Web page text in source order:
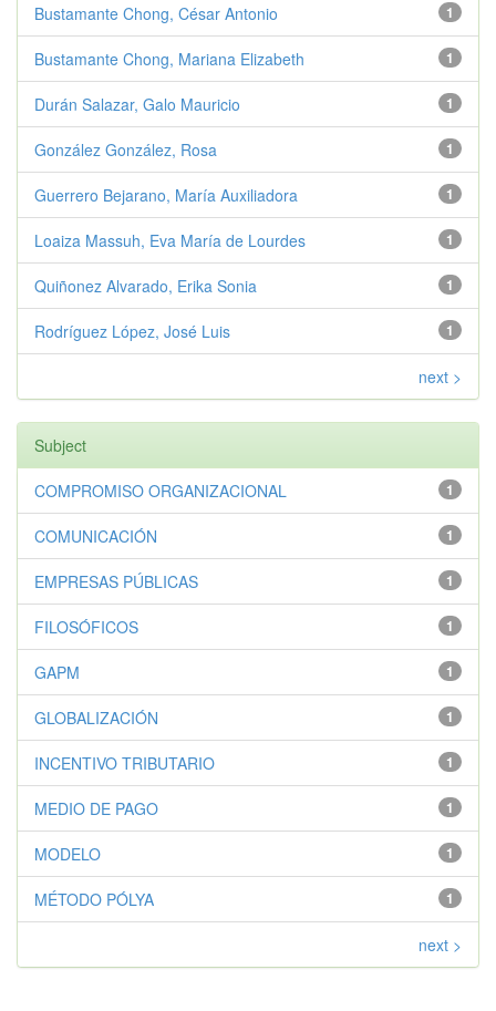
1
Bustamante Chong, César Antonio
1
Bustamante Chong, Mariana Elizabeth
1
Durán Salazar, Galo Mauricio
1
González González, Rosa
1
Guerrero Bejarano, María Auxiliadora
1
Loaiza Massuh, Eva María de Lourdes
1
Quiñonez Alvarado, Erika Sonia
1
Rodríguez López, José Luis
next >
Subject
1
COMPROMISO ORGANIZACIONAL
1
COMUNICACIÓN
1
EMPRESAS PÚBLICAS
1
FILOSÓFICOS
1
GAPM
1
GLOBALIZACIÓN
1
INCENTIVO TRIBUTARIO
1
MEDIO DE PAGO
1
MODELO
1
MÉTODO PÓLYA
next >